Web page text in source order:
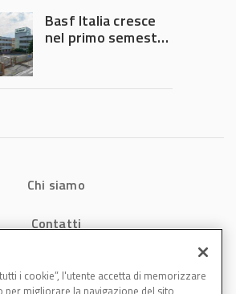
Governo
Basf Italia cresce
nel primo semestre
Chi siamo
Contatti
i cookie”, l'utente accetta di memorizzare
per migliorare la navigazione del sito,